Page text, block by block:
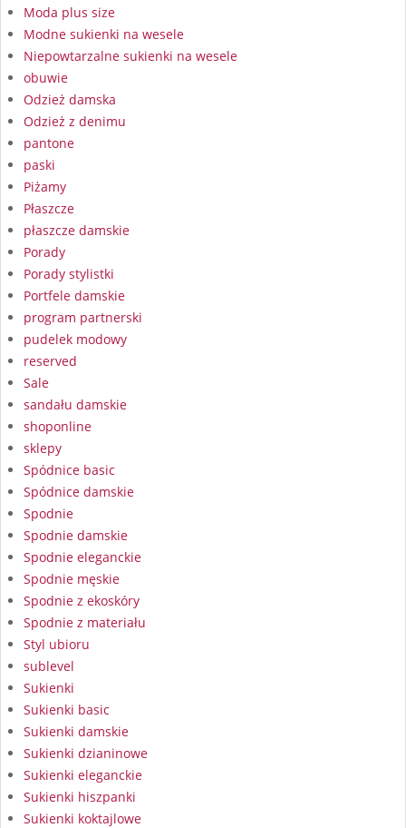
Moda plus size
Modne sukienki na wesele
Niepowtarzalne sukienki na wesele
obuwie
Odzież damska
Odzież z denimu
pantone
paski
Piżamy
Płaszcze
płaszcze damskie
Porady
Porady stylistki
Portfele damskie
program partnerski
pudelek modowy
reserved
Sale
sandału damskie
shoponline
sklepy
Spódnice basic
Spódnice damskie
Spodnie
Spodnie damskie
Spodnie eleganckie
Spodnie męskie
Spodnie z ekoskóry
Spodnie z materiału
Styl ubioru
sublevel
Sukienki
Sukienki basic
Sukienki damskie
Sukienki dzianinowe
Sukienki eleganckie
Sukienki hiszpanki
Sukienki koktajlowe